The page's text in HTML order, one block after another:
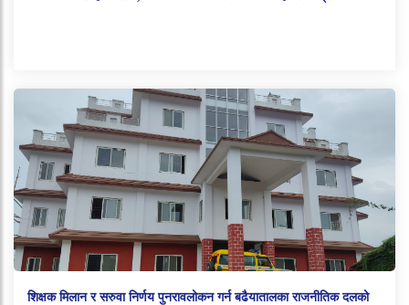
शिक्षक मिलान र सरुवा निर्णय पुनरावलोकन गर्न बढैयातालका राजनीतिक दलको